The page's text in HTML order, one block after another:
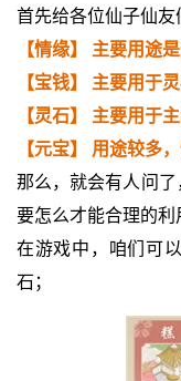
首先给各位仙子仙
【情缘】 主要用途
【宝钱】 主要用于
【灵石】 主要用于
【元宝】 用途较多
那么，就会有人问了
要怎么才能合理的
在游戏中，咱们可
石；